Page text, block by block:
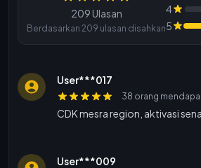
209 Ulasan
Berdasarkan 209 ulasan disahkan
4
5
User***017
38 orang
CDK mesra region, aktivasi
User***009